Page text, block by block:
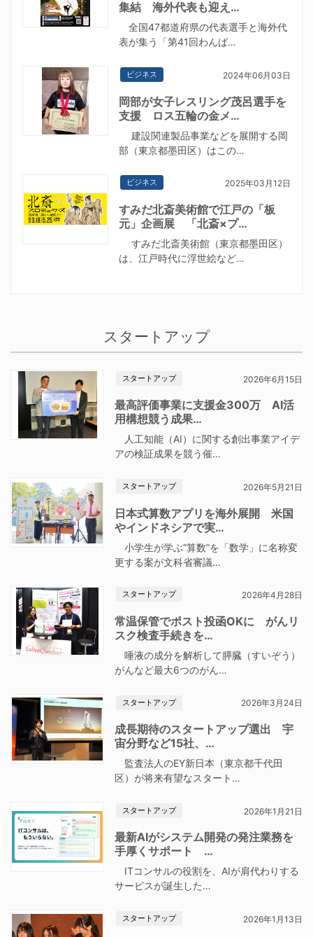
集結 海外代表も迎え…
全国47都道府県の代表選手と海外代
表が集う「第41回わんぱ…
ビジネス 2024年06月03日
岡部が女子レスリング茂呂選手を
支援 ロス五輪の金メ…
建設関連製品事業などを展開する岡
部（東京都墨田区）はこの…
ビジネス 2025年03月12日
すみだ北斎美術館で江戸の「板
元」企画展 「北斎×プ…
すみだ北斎美術館（東京都墨田区）
は、江戸時代に浮世絵など…
スタートアップ
スタートアップ 2026年6月15日
最高評価事業に支援金300万 AI活
用構想競う成果…
人工知能（AI）に関する創出事業アイデ
アの検証成果を競う催…
スタートアップ 2026年5月21日
日本式算数アプリを海外展開 米国
やインドネシアで実…
小学生が学ぶ“算数”を「数学」に名称変
更する案が文科省審議…
スタートアップ 2026年4月28日
常温保管でポスト投函OKに がんリ
スク検査手続きを…
唾液の成分を解析して膵臓（すいぞう）
がんなど最大6つのがん…
スタートアップ 2026年3月24日
成長期待のスタートアップ選出 宇
宙分野など15社、…
監査法人のEY新日本（東京都千代田
区）が将来有望なスタート…
スタートアップ 2026年1月21日
最新AIがシステム開発の発注業務を
手厚くサポート …
ITコンサルの役割を、AIが肩代わりする
サービスが誕生した…
スタートアップ 2026年1月13日